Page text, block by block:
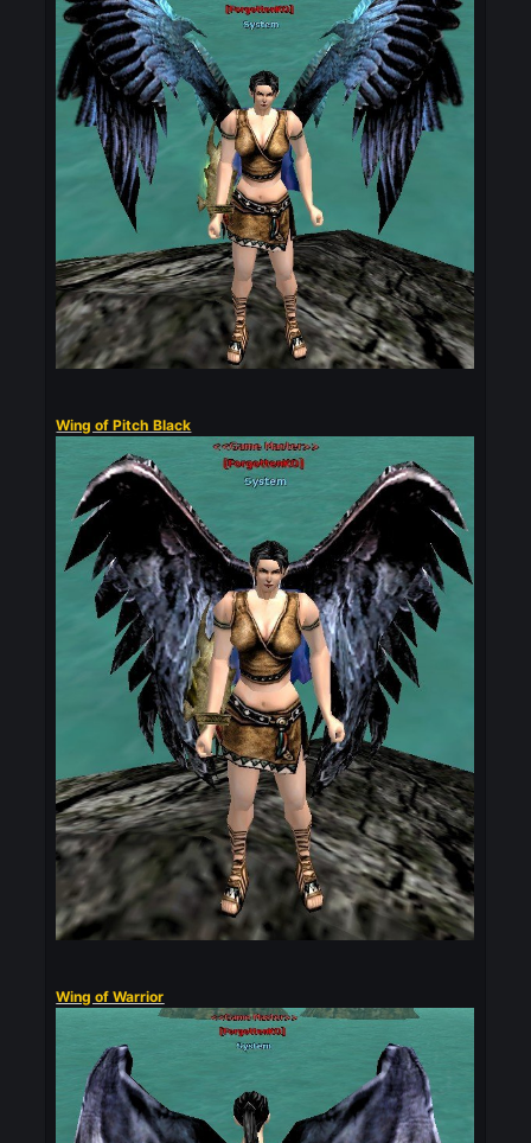
Wings of Hero [10]
Wings of Hero [11]
Wing of Gold Eagle